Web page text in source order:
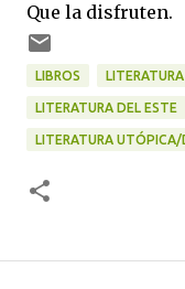
Que la disfruten.
LIBROS LITERATURA
LITERATURA DEL ESTE
LITERATURA